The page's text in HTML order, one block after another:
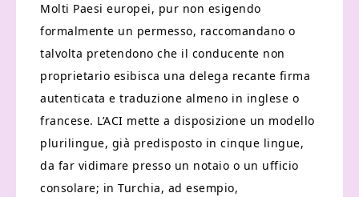
Molti Paesi europei, pur non esigendo
formalmente un permesso, raccomandano o
talvolta pretendono che il conducente non
proprietario esibisca una delega recante firma
autenticata e traduzione almeno in inglese o
francese. L’ACI mette a disposizione un modello
plurilingue, già predisposto in cinque lingue,
da far vidimare presso un notaio o un ufficio
consolare; in Turchia, ad esempio,